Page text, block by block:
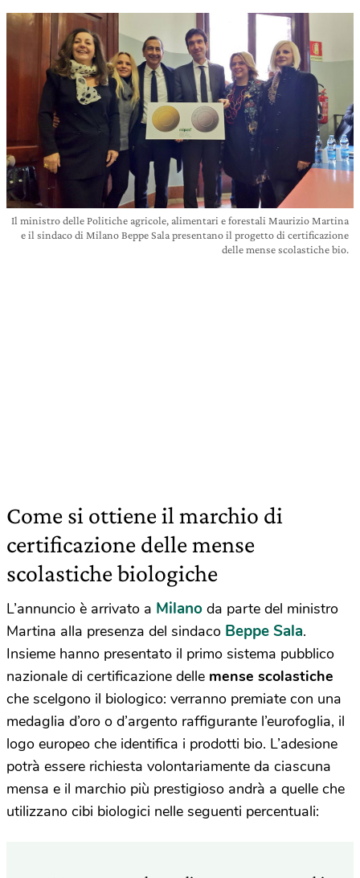
Il ministro delle Politiche agricole, alimentari e forestali Maurizio Martina
e il sindaco di Milano Beppe Sala presentano il progetto di certificazione
delle mense scolastiche bio.
Come si ottiene il marchio di
certificazione delle mense
scolastiche biologiche
L’annuncio è arrivato a Milano da parte del ministro
Martina alla presenza del sindaco Beppe Sala.
Insieme hanno presentato il primo sistema pubblico
nazionale di certificazione delle mense scolastiche
che scelgono il biologico: verranno premiate con una
medaglia d’oro o d’argento raffigurante l’eurofoglia, il
logo europeo che identifica i prodotti bio. L’adesione
potrà essere richiesta volontariamente da ciascuna
mensa e il marchio più prestigioso andrà a quelle che
utilizzano cibi biologici nelle seguenti percentuali: